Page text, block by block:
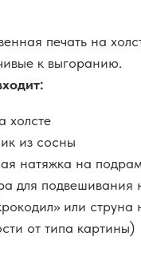
печать на
к выгоранию.
холсте
из сосны
натяжка на
для подвешивания
или струна
от типа картины)